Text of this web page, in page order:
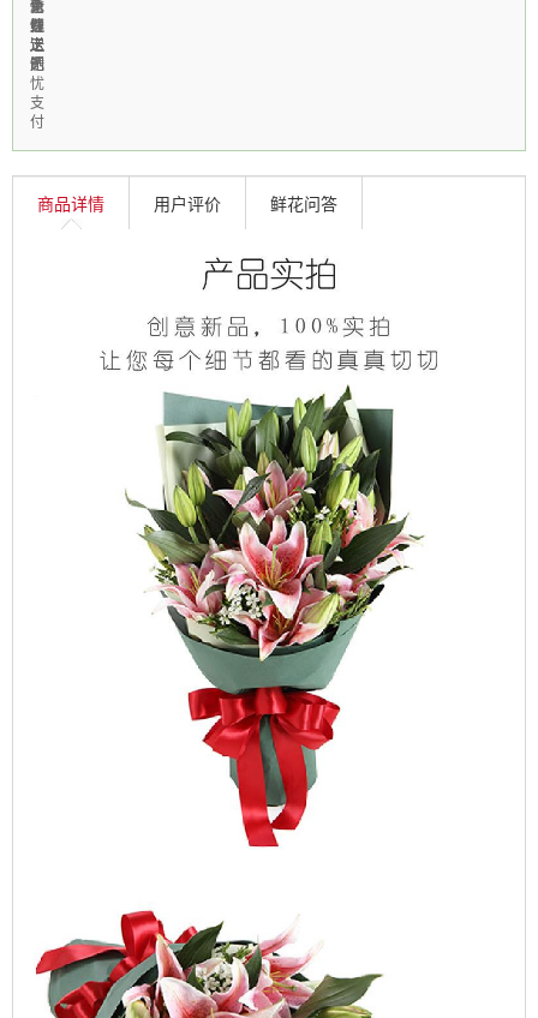
免
费
送
急
速
送
达
新
鲜
上
门
个
性
定
制
信
线
上
无
忧
支
付
商品详情 用户评价 鲜花问答